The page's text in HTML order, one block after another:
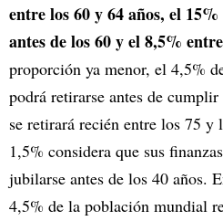
entre los 60 y 64 años, el
antes de los 60 y el 8,5%
proporción ya menor, el 4,5%
podrá retirarse antes de
se retirará recién entre los 75 y
1,5% considera que sus
jubilarse antes de los 40 años.
4,5% de la población mundial